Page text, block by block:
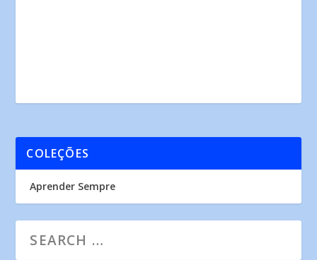
COLEÇÕES
Aprender Sempre